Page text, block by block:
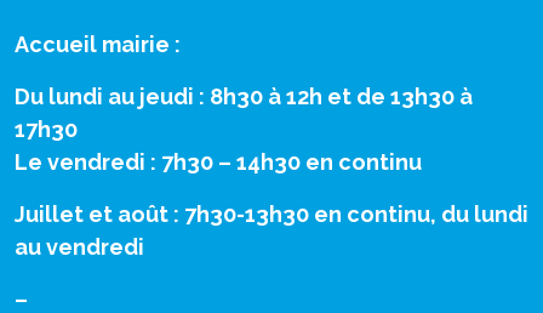
Accueil mairie :
Du lundi au jeudi : 8h30 à 12h et de 13h30 à
17h30
Le vendredi : 7h30 – 14h30 en continu
Juillet et août : 7h30-13h30 en continu, du lundi
au vendredi
–